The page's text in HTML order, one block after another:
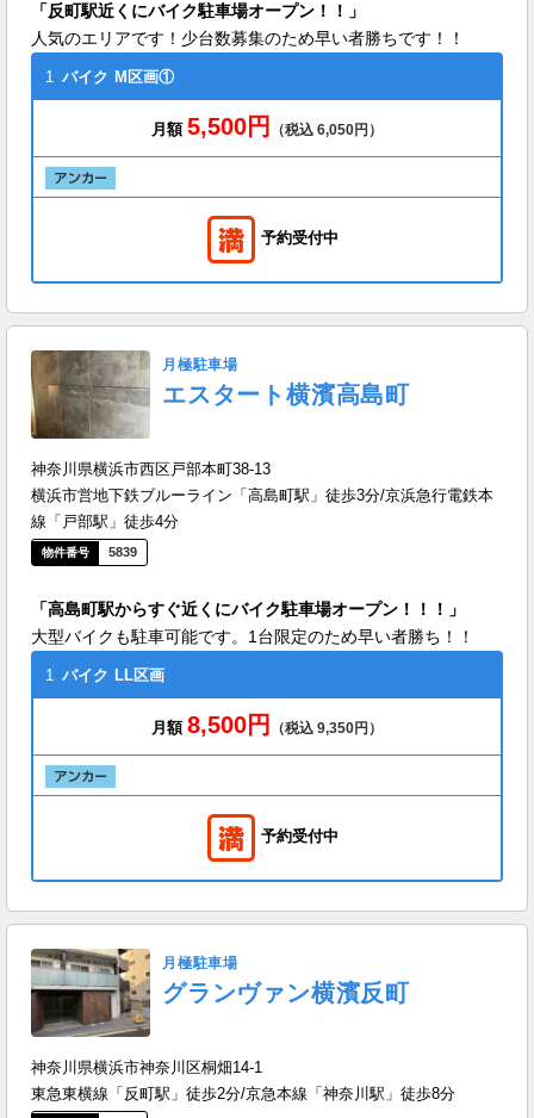
「反町駅近くにバイク駐車場オープン！！」
人気のエリアです！少台数募集のため早い者勝ちです！！
1 バイク M区画①
月額 5,500円 （税込 6,050円）
予約受付中
月極駐車場
エスタート横濱高島町
神奈川県横浜市西区戸部本町38-13
横浜市営地下鉄ブルーライン「高島町駅」徒歩3分/京浜急行電鉄本
線「戸部駅」徒歩4分
5839
「高島町駅からすぐ近くにバイク駐車場オープン！！！」
大型バイクも駐車可能です。1台限定のため早い者勝ち！！
1 バイク LL区画
月額 8,500円 （税込 9,350円）
予約受付中
月極駐車場
グランヴァン横濱反町
神奈川県横浜市神奈川区桐畑14-1
東急東横線「反町駅」徒歩2分/京急本線「神奈川駅」徒歩8分